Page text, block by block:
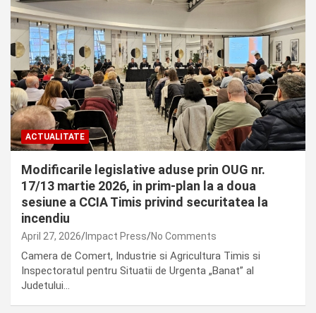
ACTUALITATE
Modificarile legislative aduse prin OUG nr.
17/13 martie 2026, in prim-plan la a doua
sesiune a CCIA Timis privind securitatea la
incendiu
April 27, 2026 Impact Press No Comments
Camera de Comert, Industrie si Agricultura Timis si
Inspectoratul pentru Situatii de Urgenta „Banat” al
Judetului…